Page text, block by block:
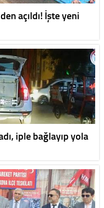
açıldı! İşte yeni
iple bağlayıp yola